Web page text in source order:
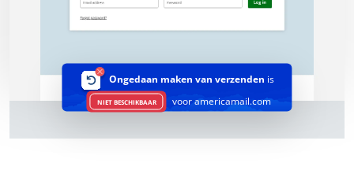
Ongedaan maken van verzenden is
NIET BESCHIKBAAR voor americamail.com